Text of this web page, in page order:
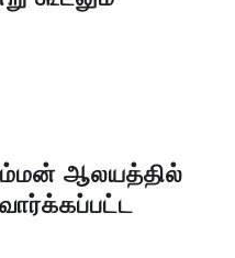
ஆலயத்தில்